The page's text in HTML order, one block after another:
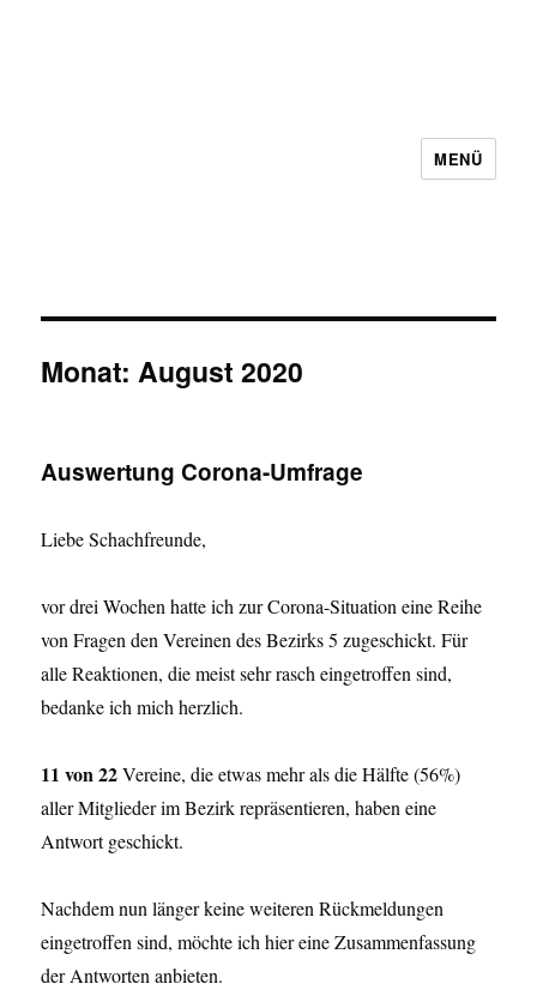
MENÜ
Monat:August 2020
Auswertung Corona-Umfrage
Liebe Schachfreunde,
vor drei Wochen hatte ich zur Corona-Situation eine Reihe
von Fragen den Vereinen des Bezirks 5 zugeschickt. Für
alle Reaktionen, die meist sehr rasch eingetroffen sind,
bedanke ich mich herzlich.
11 von 22Vereine, die etwas mehr als die Hälfte (56%)
aller Mitglieder im Bezirk repräsentieren, haben eine
Antwort geschickt.
Nachdem nun länger keine weiteren Rückmeldungen
eingetroffen sind, möchte ich hier eine Zusammenfassung
der Antworten anbieten.